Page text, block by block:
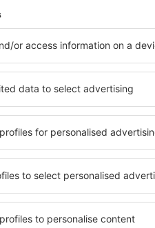
na základě7888
uživatelů